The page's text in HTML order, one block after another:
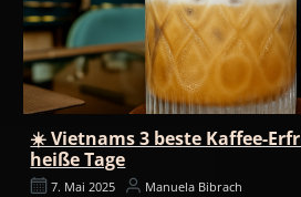
☀️ Vietnams 3 beste Kaffee-
heiße Tage
7. Mai 2025 Manuela Bibrach